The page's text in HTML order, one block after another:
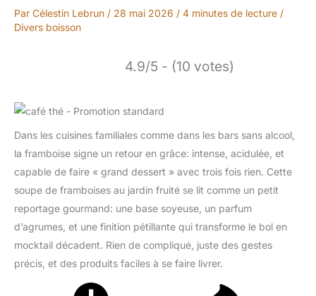
Par Célestin Lebrun / 28 mai 2026 / 4 minutes de lecture /
Divers boisson
4.9/5 - (10 votes)
Dans les cuisines familiales comme dans les bars sans alcool,
la framboise signe un retour en grâce: intense, acidulée, et
capable de faire « grand dessert » avec trois fois rien. Cette
soupe de framboises au jardin fruité se lit comme un petit
reportage gourmand: une base soyeuse, un parfum
d’agrumes, et une finition pétillante qui transforme le bol en
mocktail décadent. Rien de compliqué, juste des gestes
précis, et des produits faciles à se faire livrer.